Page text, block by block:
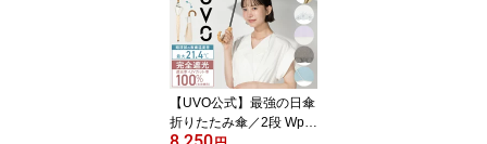
【UVO公式】最強の日傘
折りたたみ傘／2段 Wpc.